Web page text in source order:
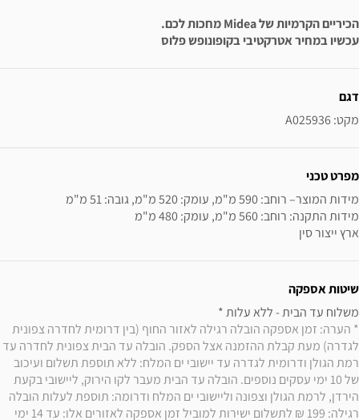
הכיריים הקרמיות של Midea מחכות לכם.
עכשיו במחיר אטרקטיבי בקופונופש פלוס
דגם
מקט: A025936
מפרט טכני
ארץ ייצור סין
שיטות אספקה
משלוח עד הבית - ללא עלות *